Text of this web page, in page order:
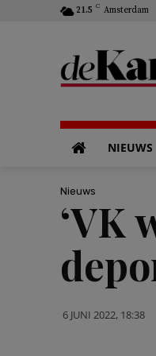
21.5 C Amsterdam
NIEUWS
Nieuws
‘VK
6 JUNI 2022, 18:38